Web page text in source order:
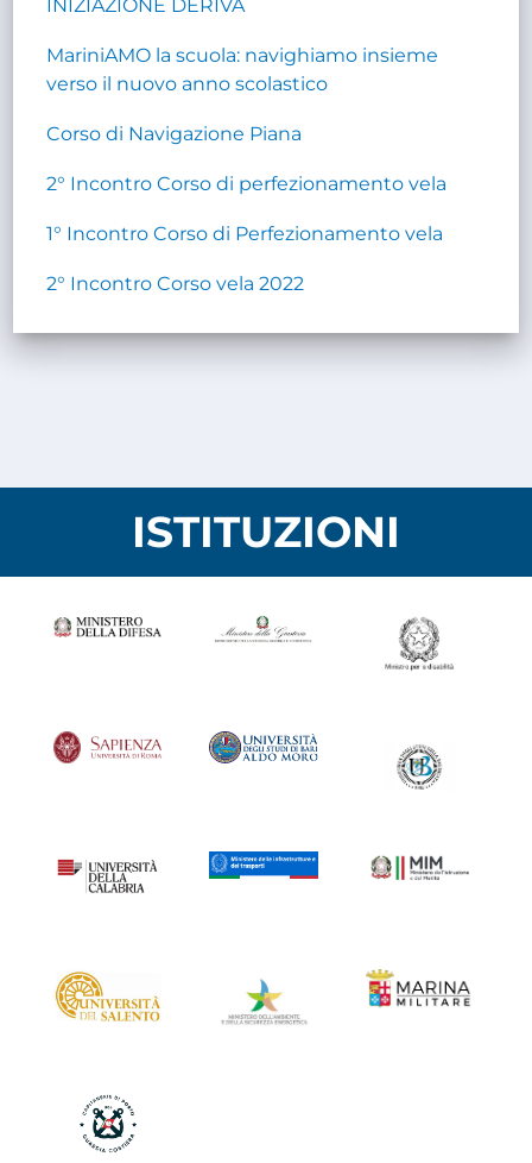
INIZIAZIONE DERIVA
MariniAMO la scuola: navighiamo insieme
verso il nuovo anno scolastico
Corso di Navigazione Piana
2° Incontro Corso di perfezionamento vela
1° Incontro Corso di Perfezionamento vela
2° Incontro Corso vela 2022
ISTITUZIONI